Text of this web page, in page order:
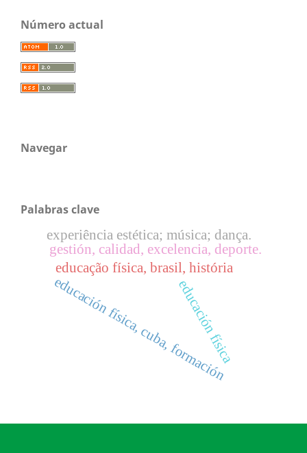
Número actual
Navegar
Palabras clave
educación física
educación física, cuba, formación
educação física, brasil, história
gestión, calidad, excelencia, deporte.
experiência estética; música; dança.